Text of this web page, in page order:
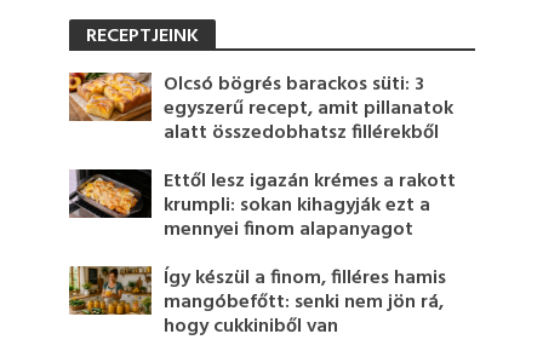
RECEPTJEINK
Olcsó bögrés barackos süti: 3
egyszerű recept, amit pillanatok
alatt összedobhatsz fillérekből
Ettől lesz igazán krémes a rakott
krumpli: sokan kihagyják ezt a
mennyei finom alapanyagot
Így készül a finom, filléres hamis
mangóbefőtt: senki nem jön rá,
hogy cukkiniből van